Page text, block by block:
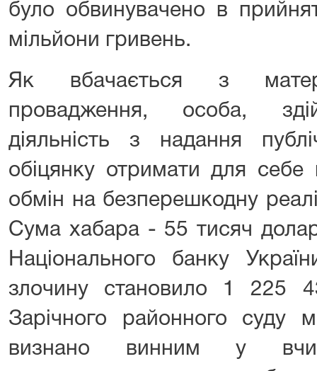
було обвинувачено в
мільйони гривень.
Як вбачається з
провадження, особа,
діяльність з надання
обіцянку отримати для себе
обмін на безперешкодну
Сума хабара - 55 тисяч
Національного банку
злочину становило 1 225
Зарічного районного суду
визнано винним у